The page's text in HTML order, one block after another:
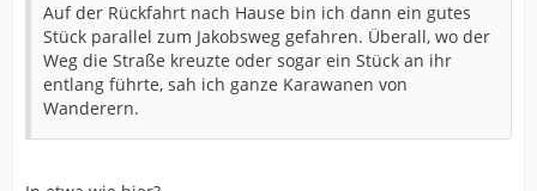
Auf der Rückfahrt nach Hause bin ich dann ein gutes
Stück parallel zum Jakobsweg gefahren. Überall, wo der
Weg die Straße kreuzte oder sogar ein Stück an ihr
entlang führte, sah ich ganze Karawanen von
Wanderern.